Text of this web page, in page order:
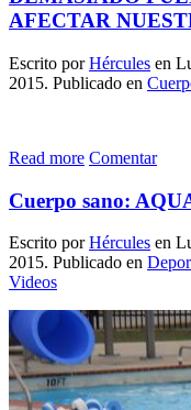
AFECTAR
Escrito porHércules en
2015. Publicado en
Read more Comentar
Cuerpo sano:
Escrito porHércules en
2015. Publicado en
Videos